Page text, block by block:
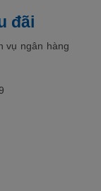
đãi
vụ ngân hàng